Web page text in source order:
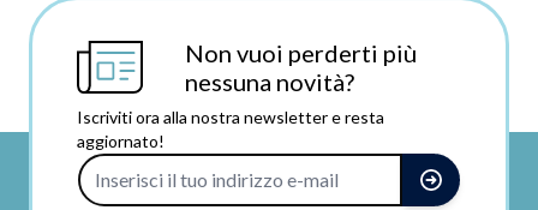
Non vuoi perderti più
nessuna novità?
Iscriviti ora alla nostra newsletter e resta
aggiornato!